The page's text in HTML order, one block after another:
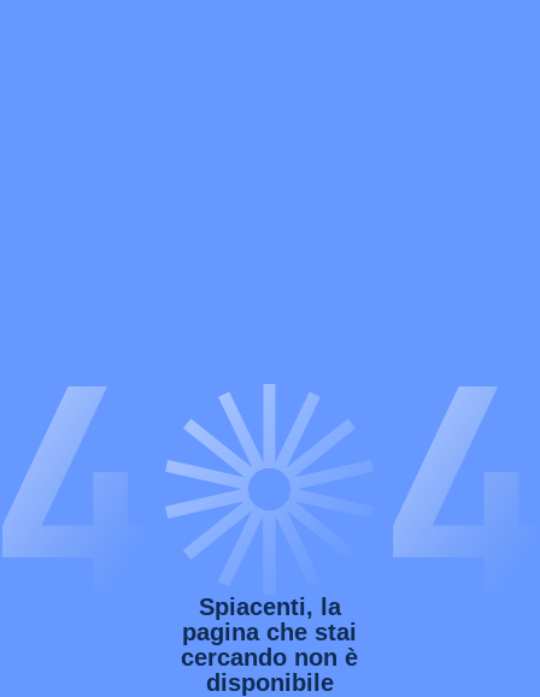
Spiacenti, la
pagina che stai
cercando non è
disponibile